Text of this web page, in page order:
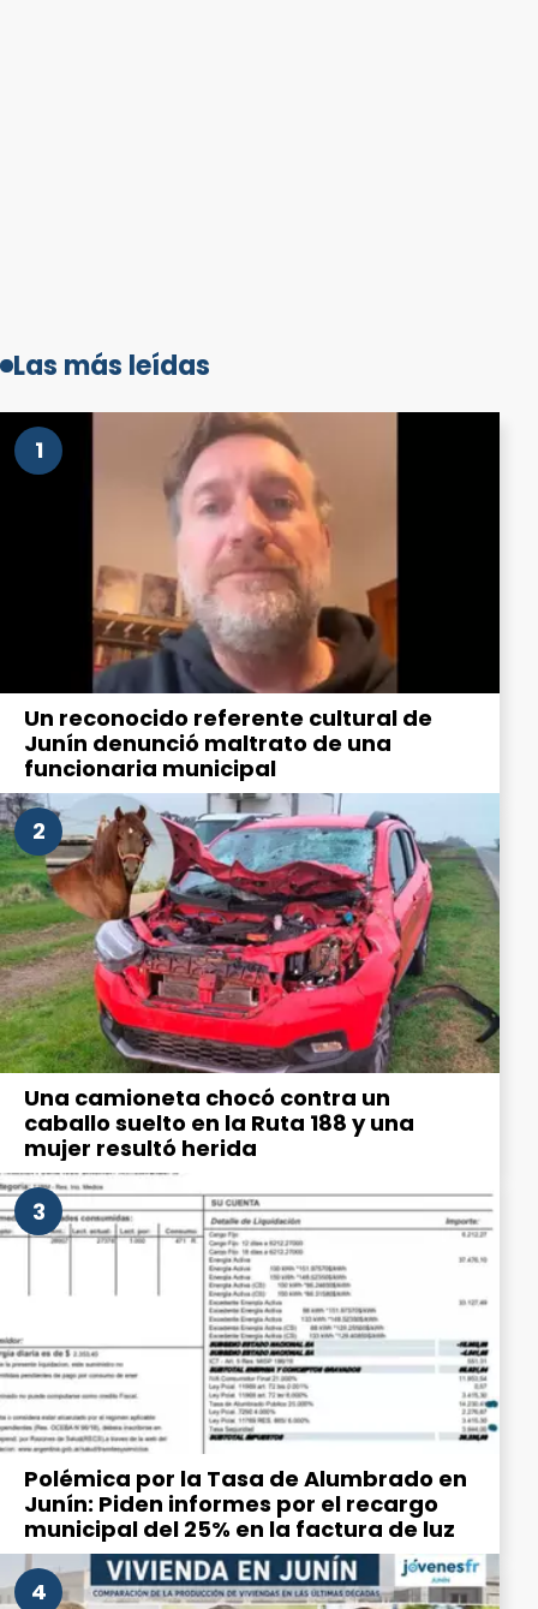
Las más leídas
1
Un reconocido referente cultural de
Junín denunció maltrato de una
funcionaria municipal
2
Una camioneta chocó contra un
caballo suelto en la Ruta 188 y una
mujer resultó herida
3
Polémica por la Tasa de Alumbrado en
Junín: Piden informes por el recargo
municipal del 25% en la factura de luz
4